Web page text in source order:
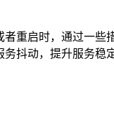
者重启时，通过一
抖动，提升服务稳